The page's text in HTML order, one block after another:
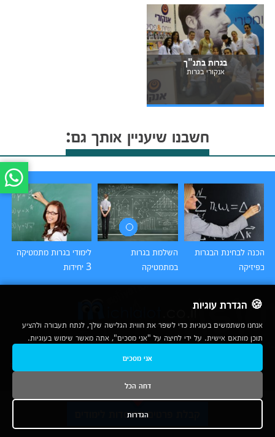
בגרות בתנ"ך
אנקורי בגרות
חשבנו שיעניין אותך גם:
הכנה לבחינת הבגרות
בפיזיקה
השלמת בגרות
במתמטיקה
לימודי בגרות מתמטיקה
3 יחידות
© כל הזכויות שמורות לחברת נרד אונליין בע"מ | מכללות|
נשמח לעמוד לשירותך בטלפון
1-800-780-760
קבלת פרטים ממוסדות לימודים
🍪 הגדרת עוגיות
אנחנו משתמשים בעוגיות כדי לשפר את חווית הגלישה שלך, לנתח תעבורה ולהציע
תוכן מותאם אישית. על ידי לחיצה על "אני מסכים", אתה מאשר שימוש בעוגיות.
אני מסכים
דחה הכל
הגדרות